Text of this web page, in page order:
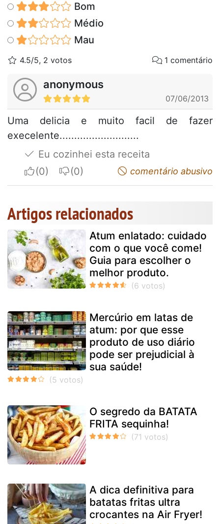
Bom
Médio
Mau
4.5/5, 2 votos 1 comentário
anonymous
07/06/2013
Uma delicia e muito facil de fazer
execelente...........................
Eu cozinhei esta receita
I apreciateI do not appreciatecomentário abusivo
Artigos relacionados
Atum enlatado: cuidado
com o que você come!
Guia para escolher o
melhor produto.
Mercúrio em latas de
atum: por que esse
produto de uso diário
pode ser prejudicial à
sua saúde!
O segredo da BATATA
FRITA sequinha!
A dica definitiva para
batatas fritas ultra
crocantes na Air Fryer!